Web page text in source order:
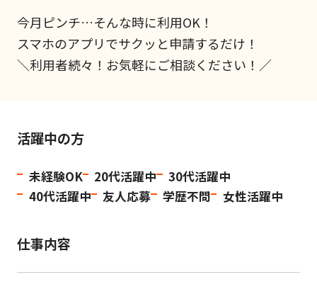
今月ピンチ…そんな時に利用OK！
スマホのアプリでサクッと申請するだけ！
＼利用者続々！お気軽にご相談ください！／
活躍中の方
未経験OK 20代活躍中
30代活躍中
40代活躍中
友人応募 学歴不問 女性活躍中
仕事内容